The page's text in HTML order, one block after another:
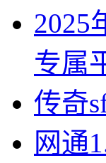
2025
专属
传奇
网通